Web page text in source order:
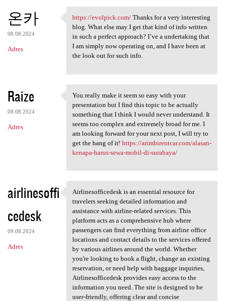
a
r
z
온카
08.08.2024
Adres
https://evolpick.com/ Thanks
https://evolpick.com/Thanks for a very interesting
blog. What else may I get that kind of info written
in such a perfect approach? I’ve a undertaking that
I am simply now operating on, and I have been at
the look out for such info.
Raize
08.08.2024
Adres
You really make it seem so
You really make it seem so easy with your
presentation but I find this topic to be actually
something that I think I would never understand. It
seems too complex and extremely broad for me. I
am looking forward for your next post, I will try to
get the hang of it! https://arimbirentcar.com/alasan-
kenapa-harus-sewa-mobil-di-surabaya/
airlinesoffi
cedesk
09.08.2024
Adres
Airlinesofficedesk is an
Airlinesofficedesk is an essential resource for
travelers seeking detailed information and
assistance with airline-related services. This
platform acts as a comprehensive hub where
passengers can find everything from airline office
locations and contact details to the services offered
by various airlines around the world. Whether
you're looking to book a flight, change an existing
reservation, or need help with baggage inquiries,
Airlinesofficedesk provides easy access to the
information you need. The site is designed to be
user-friendly, offering clear and concise